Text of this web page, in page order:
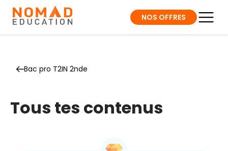
NOS OFFRES
Bac pro T2IN 2nde
Tous tes contenus